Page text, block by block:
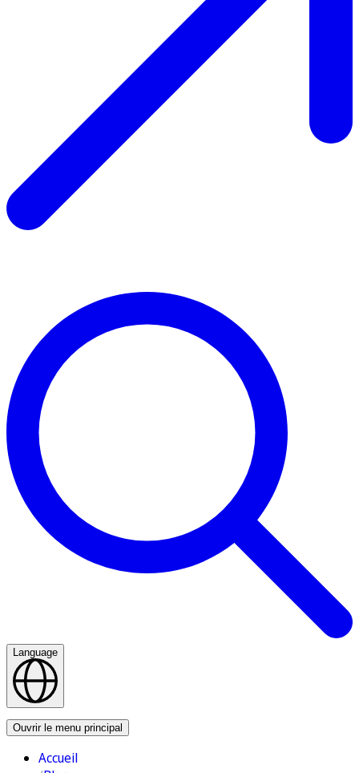
Language
Ouvrir le menu principal
Accueil